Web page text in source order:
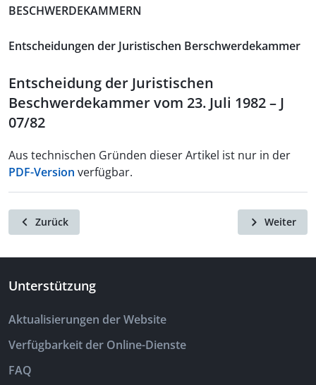
BESCHWERDEKAMMERN
Entscheidungen der Juristischen Berschwerdekammer
Entscheidung der Juristischen
Beschwerdekammer vom 23. Juli 1982 – J
07/82
Aus technischen Gründen dieser Artikel ist nur in der
PDF-Version verfügbar.
Zurück Weiter
Unterstützung
Aktualisierungen der Website
Verfügbarkeit der Online-Dienste
FAQ